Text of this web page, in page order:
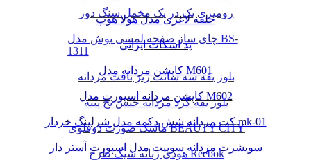
رومیزی یک در یک مخمل سنگ دوز
چای ساز صفحه لمسی بوش مدل BS-
1311
بلوز یقه سه سانت ریز بافت مردانه
بلوز یقه گرد مردانه جنس نخ پنبه
ماسک صورت دوقلوی BEAUTY CITY
هودی زنانه شیک طرح Reebok
حلقه لاغری مدل هولا هوپ
پد اسکات ایرانی
کاپشن مردانه مدل M601
کاپشن مردانه اسپورت مدل M602
کت مردانه شش دکمه مدل شرلینگ خزدار mk-01
سویشرت مردانه سوییت مدل اسپورت آستر دار